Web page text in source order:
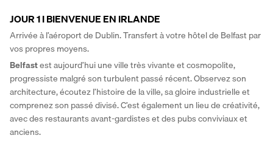
JOUR 1 I BIENVENUE EN IRLANDE
Arrivée à l’aéroport de Dublin. Transfert à votre hôtel de Belfast par
vos propres moyens.
Belfast est aujourd’hui une ville très vivante et cosmopolite,
progressiste malgré son turbulent passé récent. Observez son
architecture, écoutez l’histoire de la ville, sa gloire industrielle et
comprenez son passé divisé. C’est également un lieu de créativité,
avec des restaurants avant-gardistes et des pubs conviviaux et
anciens.